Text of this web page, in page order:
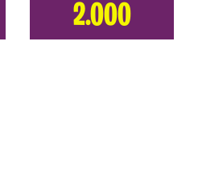
2.000